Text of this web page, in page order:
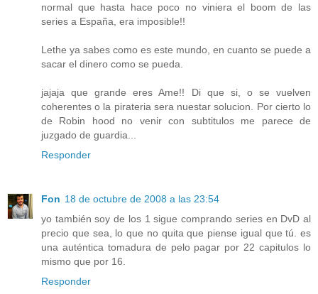
normal que hasta hace poco no viniera el boom de las
series a España, era imposible!!
Lethe ya sabes como es este mundo, en cuanto se puede a
sacar el dinero como se pueda.
jajaja que grande eres Ame!! Di que si, o se vuelven
coherentes o la pirateria sera nuestar solucion. Por cierto lo
de Robin hood no venir con subtitulos me parece de
juzgado de guardia...
Responder
Fon 18 de octubre de 2008 a las 23:54
yo también soy de los 1 sigue comprando series en DvD al
precio que sea, lo que no quita que piense igual que tú. es
una auténtica tomadura de pelo pagar por 22 capitulos lo
mismo que por 16.
Responder